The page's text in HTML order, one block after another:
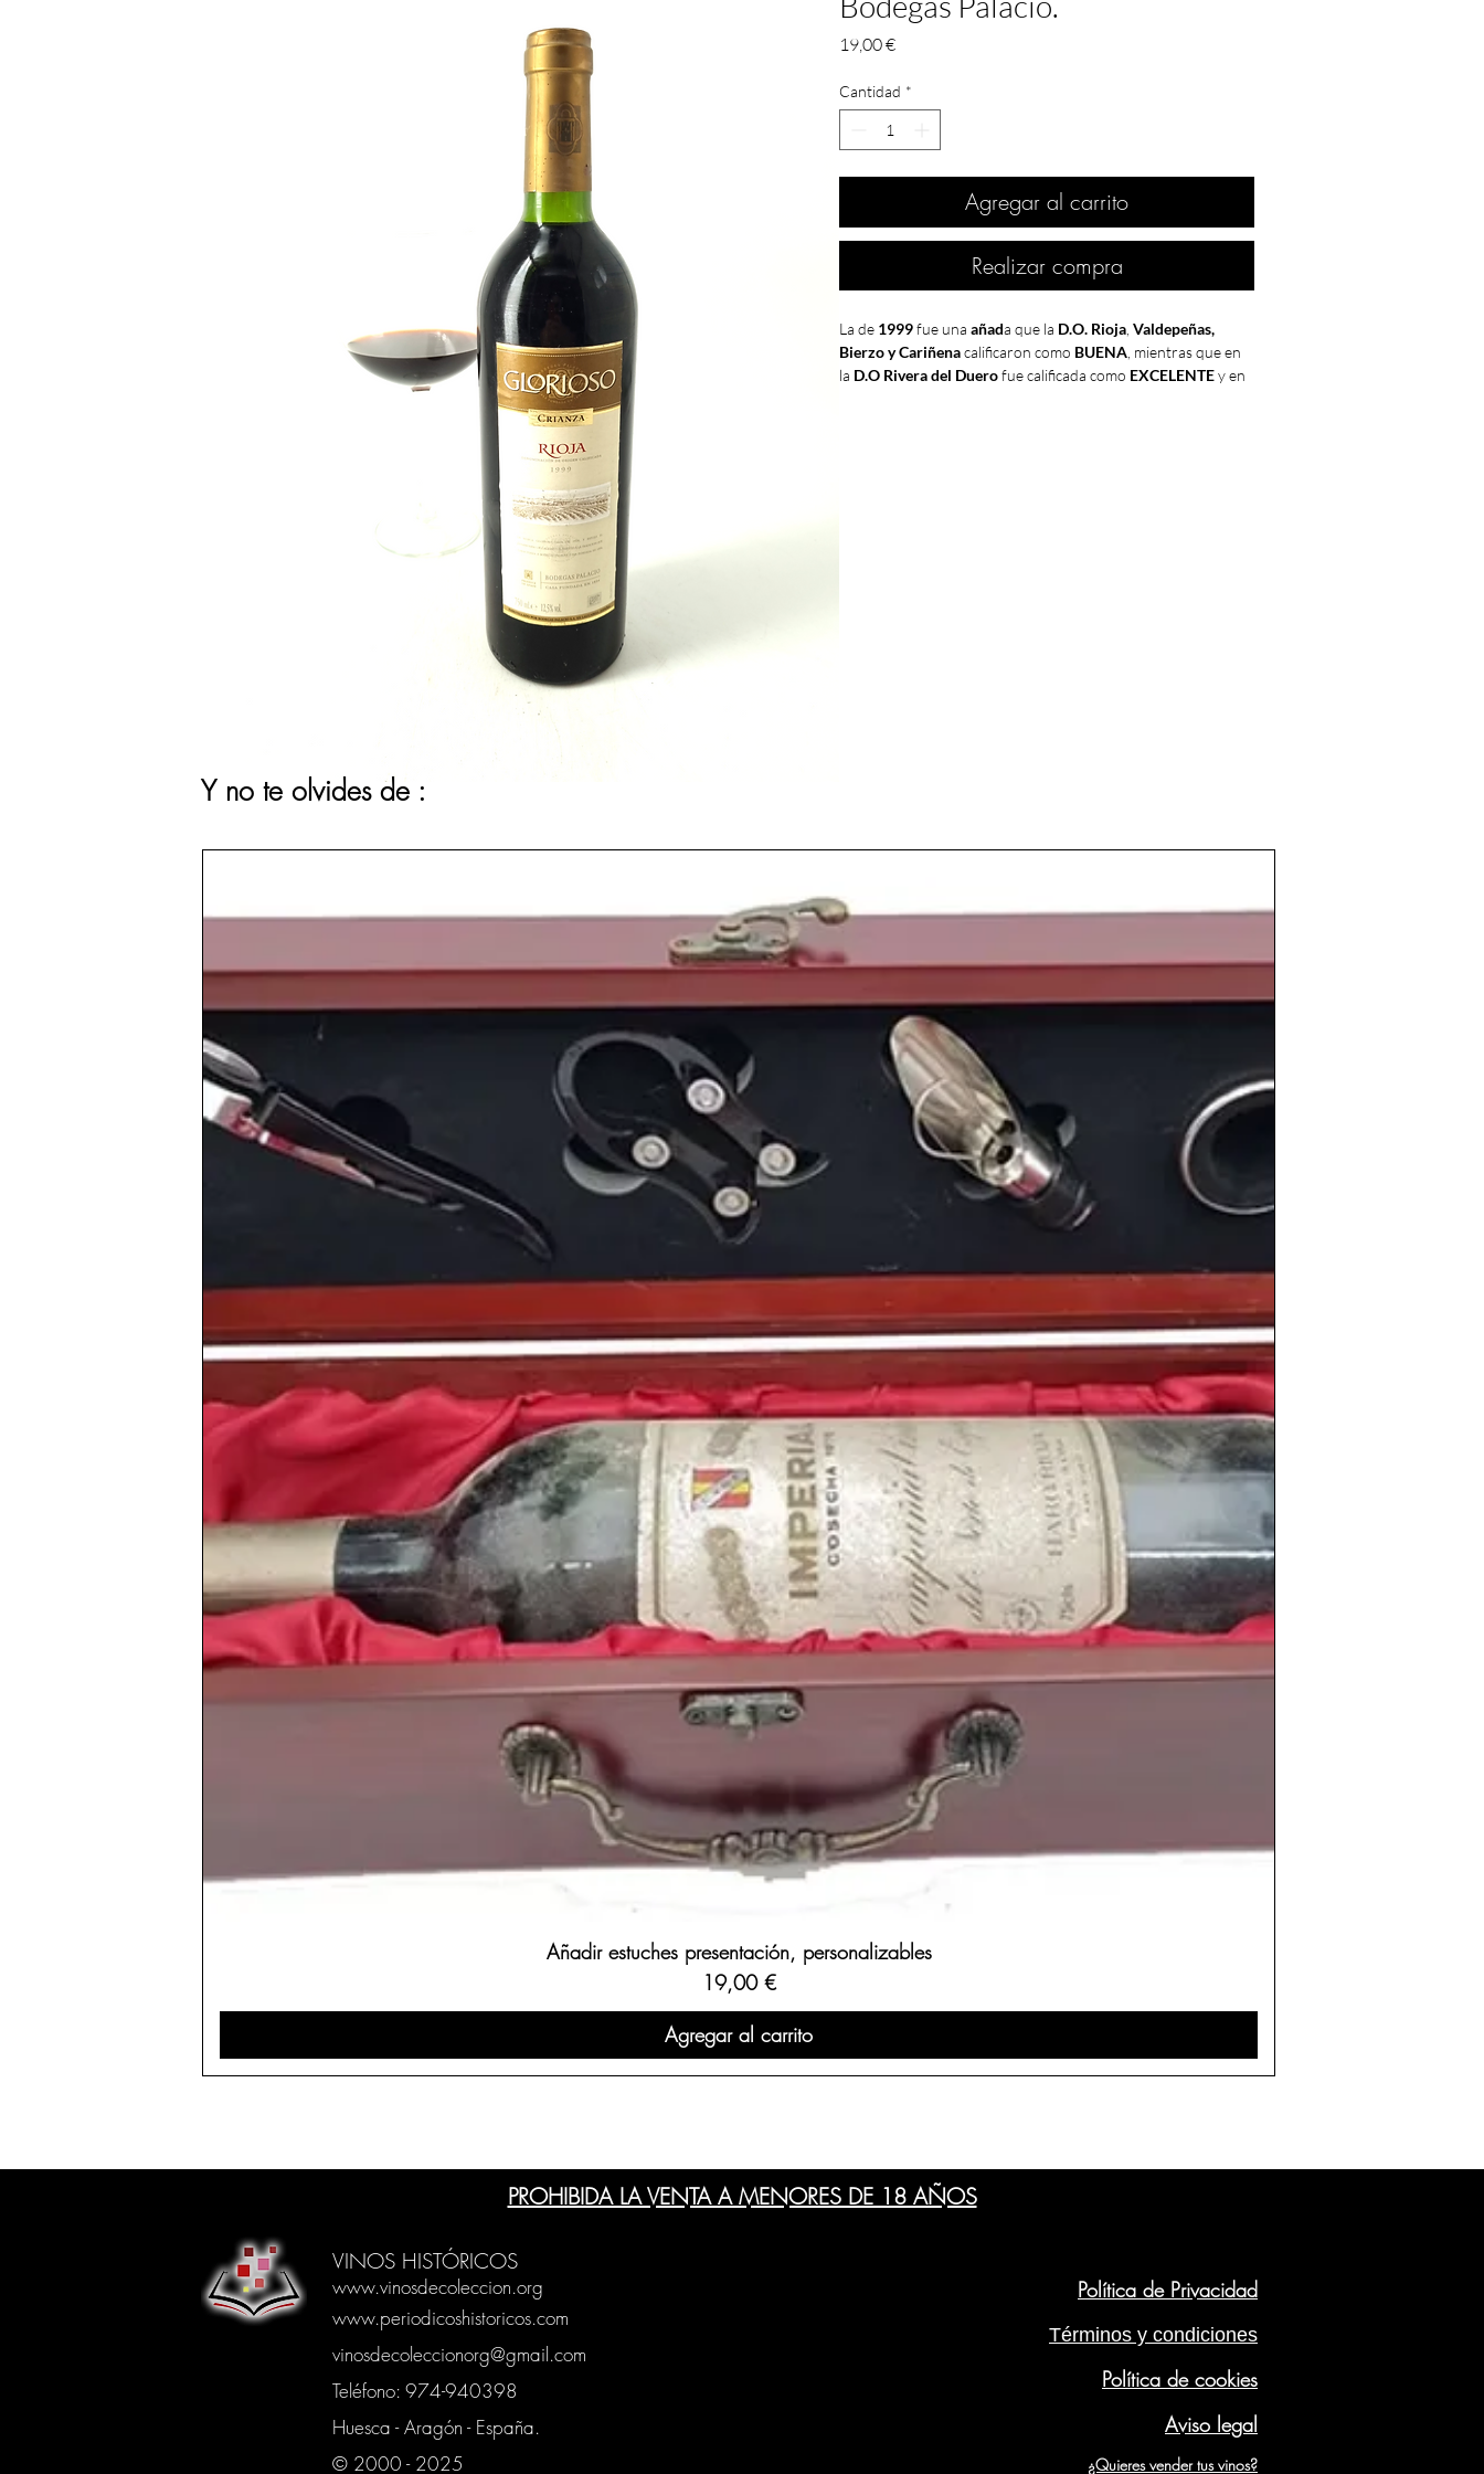
19,00 €Precio
Cantidad *
Agregar al carrito
Realizar compra
La de 1999fue una añada que la D.O. Rioja Valdepeñas,
Bierzo y Cariñenacalificaron como BUENA , mientras que en
la D.O Rivera del Duerofue calificada como EXCELENTEy en
En
estabamos a las puertas del nuevo milenio que
el desarrollo e investigación en tecnología estaba en pleno
Recordado como elañoen el queEspañacomenzaba su
periodo de transición hacia la nueva moneda europea
. También por ser el
Pokémono cuando la leyenda del baloncesto
Michael Jordan
se retiraba de las canchas
Puedes encontrar más información sobre los
de
cosecha de 1999y otrasañadas en nuestro blog:BLOG
PERIÓDICOS HISTÓRICOS
Periódicos Históricos. Tu tienda de vinos antiguos para regalo.
Y no te olvides de :
Añadir estuches presentación, personalizables
Precio
19,00 €
Agregar al carrito
PROHIBIDA LA VENTA A MENORES DE 18 AÑOS
VINOS HISTÓRICOS
www.vinosdecoleccion.org
www.periodicoshistoricos.com
vinosdecoleccionorg@gmail.com
Teléfono: 974-940398
Huesca - Aragón - España.
© 2000 - 2025
Política de Privacidad
Términos y condiciones
Política de cookies
Aviso legal
¿Quieres vender tus vinos?